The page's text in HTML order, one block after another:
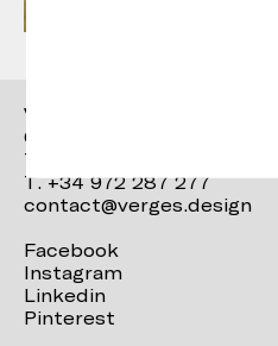
Vergés
Ctra. Brunells s/n 17853,
Tortellà (Girona)
T. +34 972 287 277
contact@verges.design
Facebook
Instagram
Linkedin
Pinterest